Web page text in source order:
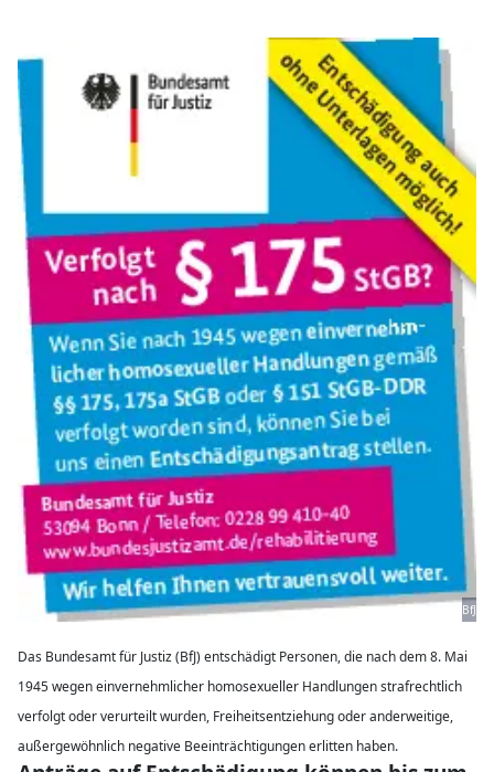
BfJ
Das Bundesamt für Justiz (BfJ) entschädigt Personen, die nach dem 8. Mai
1945 wegen einvernehmlicher homosexueller Hand­lungen strafrechtlich
verfolgt oder verurteilt wurden, Freiheitsentziehung oder ander­weitige,
außergewöhnlich negative Beeinträchtigungen erlitten haben.